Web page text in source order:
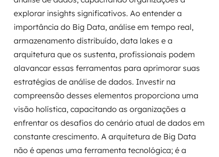
explorar insights significativos. Ao entender a
importância do Big Data, análise em tempo real,
armazenamento distribuído, data lakes e a
arquitetura que os sustenta, profissionais podem
alavancar essas ferramentas para aprimorar suas
estratégias de análise de dados. Investir na
compreensão desses elementos proporciona uma
visão holística, capacitando as organizações a
enfrentar os desafios do cenário atual de dados em
constante crescimento. A arquitetura de Big Data
não é apenas uma ferramenta tecnológica; é a